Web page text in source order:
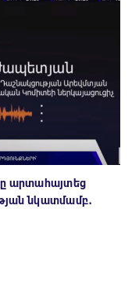
արտահայտեց
նկատմամբ․